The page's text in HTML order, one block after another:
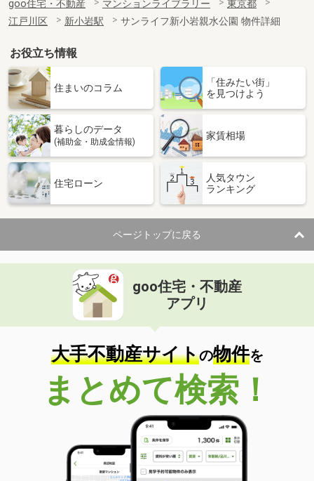
goo住宅・不動産 マンションライブラリー
東京都
江戸川区
新小岩駅 サンライフ新小岩親水公園 物件詳細
お役立ち情報
住まいのコラム
「住みたい街」
を見つけよう
暮らしのデータ
(補助金・助成金情報)
家賃相場
住宅ローン
人気タウン
ランキング
ページトップに戻る
goo住宅・不動産
アプリ
大手不動産サイトの物件を
まとめて検索！